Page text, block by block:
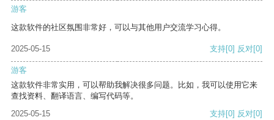
游客
这款软件的社区氛围非常好，可以与其他用户交流学习心得。
2025-05-15 支持[0] 反对[0]
游客
这款软件非常实用，可以帮助我解决很多问题。比如，我可以使用它来
查找资料、翻译语言、编写代码等。
2025-05-15
支持[0] 反对[0]